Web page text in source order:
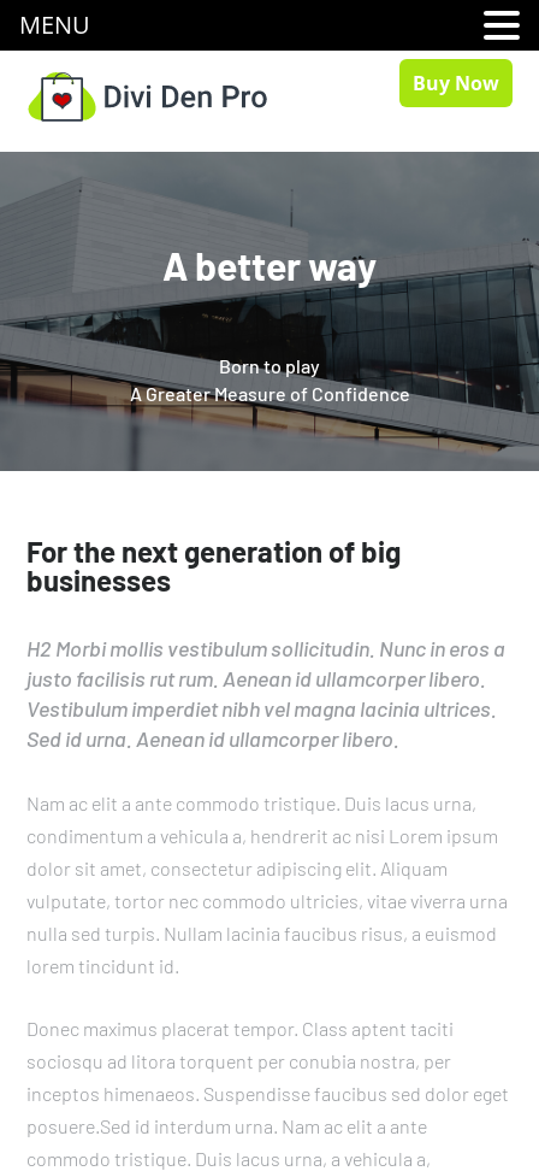
Buy Now
A better way
Born to play
A Greater Measure of Confidence
For the next generation of big
businesses
H2 Morbi mollis vestibulum sollicitudin. Nunc in eros a
justo facilisis rut rum. Aenean id ullamcorper libero.
Vestibulum imperdiet nibh vel magna lacinia ultrices.
Sed id urna. Aenean id ullamcorper libero.
Nam ac elit a ante commodo tristique. Duis lacus urna,
condimentum a vehicula a, hendrerit ac nisi Lorem ipsum
dolor sit amet, consectetur adipiscing elit. Aliquam
vulputate, tortor nec commodo ultricies, vitae viverra urna
nulla sed turpis. Nullam lacinia faucibus risus, a euismod
lorem tincidunt id.
Donec maximus placerat tempor. Class aptent taciti
sociosqu ad litora torquent per conubia nostra, per
inceptos himenaeos. Suspendisse faucibus sed dolor eget
posuere.Sed id interdum urna. Nam ac elit a ante
commodo tristique. Duis lacus urna, a vehicula a,
MENU